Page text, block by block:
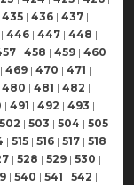
435 | 436 | 437 |
| 446 | 447 | 448 |
| 458 | 459 | 460
| 469 | 470 | 471 |
480 | 481 | 482 |
| 491 | 492 | 493 |
502 | 503 | 504 | 505
| 515 | 516 | 517 | 518
| 528 | 529 | 530 |
| 540 | 541 | 542 |